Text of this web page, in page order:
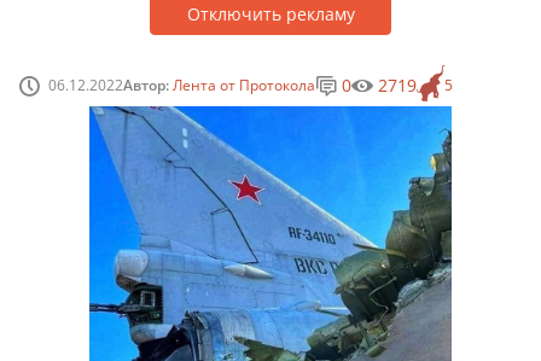
Отключить рекламу
06.12.2022Автор:Лента от Протокола 5
0 2719